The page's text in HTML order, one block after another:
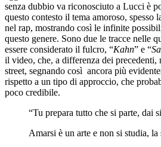
senza dubbio va riconosciuto a Lucci è
questo contesto il tema amoroso, spesso
nel rap, mostrando così le infinite
questo genere. Sono due le tracce nelle
essere considerato il fulcro, “Kahn” e “
il video, che, a differenza dei precedenti,
street, segnando così ancora più
rispetto a un tipo di approccio, che
poco credibile.
“Tu prepara tutto che si parte, dai
Amarsi è un arte e non si studia, la